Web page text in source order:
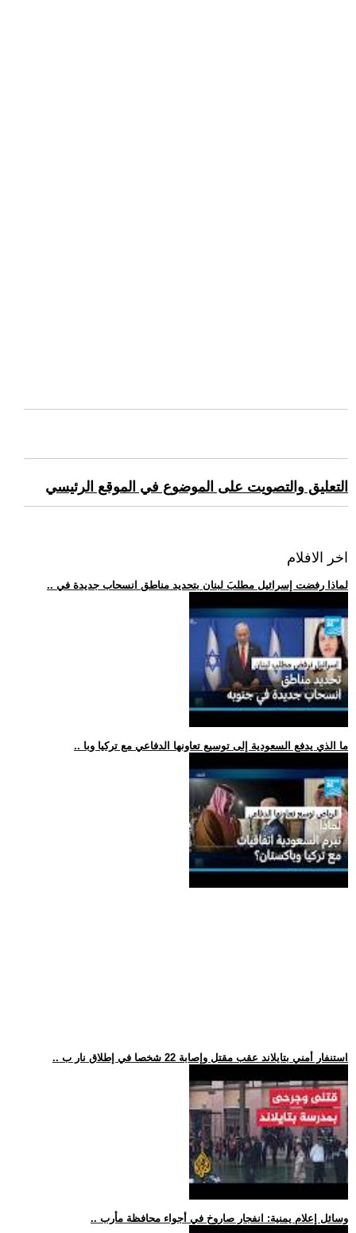
التعليق والتصويت على الموضوع في الموقع الرئيسي
اخر الافلام
.. لماذا رفضت إسرائيل مطلبَ لبنان بتحديد مناطق انسحاب جديدة في
.. ما الذي يدفع السعودية إلى توسيع تعاونها الدفاعي مع تركيا وبا
.. استنفار أمني بتايلاند عقب مقتل وإصابة 22 شخصا في إطلاق نار ب
.. وسائل إعلام يمنية: انفجار صاروخ في أجواء محافظة مأرب